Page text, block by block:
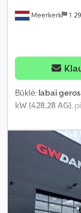
Meerkerk 1
Būklė: labai
kW (428,28 AG),
6 650 mm, kuras:
vairuotojo kabina:
pavarų skaičius:16
2,
leistina ašies
11 500 kg,
metai:2001,